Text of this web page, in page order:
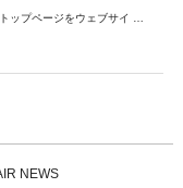
ップページをウェブサイ …
NEWS